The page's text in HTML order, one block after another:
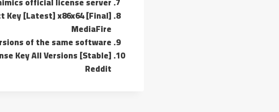
Key [Latest] x86x64 [Final]
MediaFire
of the same software
Key All Versions [Stable]
Reddit